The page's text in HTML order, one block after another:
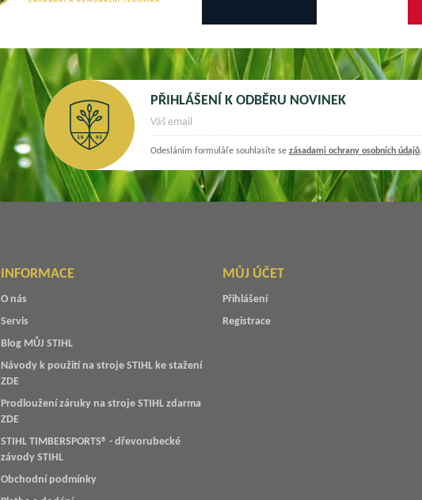
PŘIHLÁŠENÍ K ODBĚRU NOVINEK
Odesláním formuláře souhlasíte se zásadami ochrany osobních údajů.
INFORMACE
O nás
Servis
Blog MŮJ STIHL
Návody k použití na stroje STIHL ke stažení
ZDE
Prodloužení záruky na stroje STIHL zdarma
ZDE
STIHL TIMBERSPORTS® - dřevorubecké
závody STIHL
Obchodní podmínky
MŮJ ÚČET
Přihlášení
Registrace